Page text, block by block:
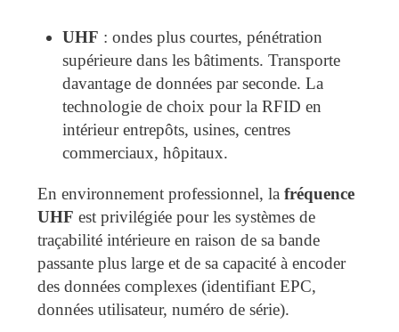
UHF : ondes plus courtes, pénétration
supérieure dans les bâtiments. Transporte
davantage de données par seconde. La
technologie de choix pour la RFID en
intérieur entrepôts, usines, centres
commerciaux, hôpitaux.
En environnement professionnel, la fréquence
UHF est privilégiée pour les systèmes de
traçabilité intérieure en raison de sa bande
passante plus large et de sa capacité à encoder
des données complexes (identifiant EPC,
données utilisateur, numéro de série).